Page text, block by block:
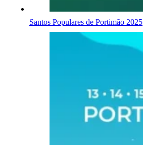
Santos Populares de Portimão 2025